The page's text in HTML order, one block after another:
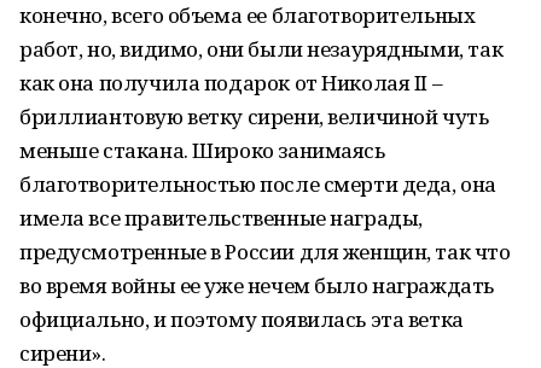
конечно, всего объема ее благотворительных
работ, но, видимо, они были незаурядными, так
как она получила подарок от Николая II –
бриллиантовую ветку сирени, величиной чуть
меньше стакана. Широко занимаясь
благотворительностью после смерти деда, она
имела все правительственные награды,
предусмотренные в России для женщин, так что
во время войны ее уже нечем было награждать
официально, и поэтому появилась эта ветка
сирени».